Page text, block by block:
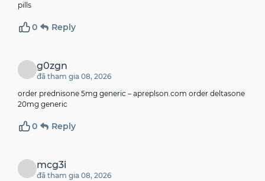
pills
0 Reply
g0zgn
đã tham gia 08, 2026
order prednisone 5mg generic – apreplson.com order deltasone
20mg generic
0 Reply
mcg3i
đã tham gia 08, 2026